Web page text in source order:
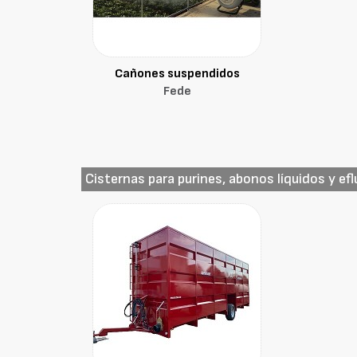
Cañones suspendidos
Fede
Cisternas para purines, abonos líquidos y